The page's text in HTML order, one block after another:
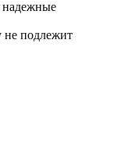
надежные
не подлежит